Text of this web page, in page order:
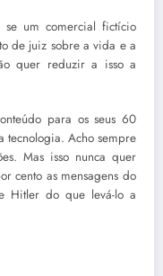
se um comercial fictício
de juiz sobre a vida e a
quer reduzir a isso a
para os seus 60
tecnologia. Acho sempre
Mas isso nunca quer
cento as mensagens do
Hitler do que levá-lo a